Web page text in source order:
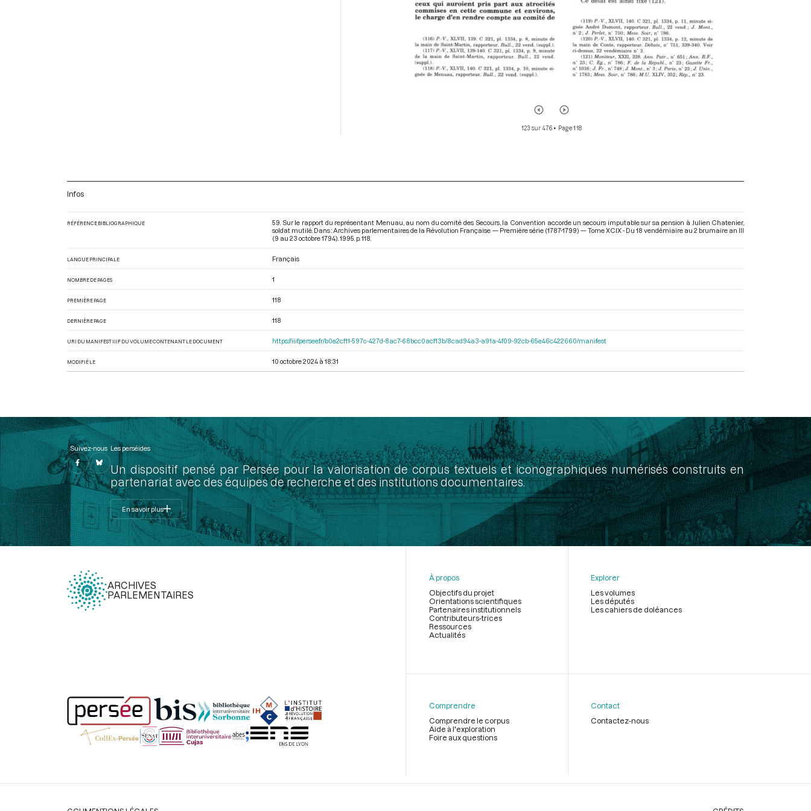
123 sur 476• Page 118
Infos
RÉFÉRENCE BIBLIOGRAPHIQUE
59. Sur le rapport du représentant Menuau, au nom du comité des Secours, la Convention accorde un secours imputable sur sa pension à Julien Chatenier,
soldat mutilé. Dans : Archives parlementaires de la Révolution Française — Première série (1787-1799) — Tome XCIX - Du 18 vendémiaire au 2 brumaire an III
(9 au 23 octobre 1794) . 1995. p. 118.
LANGUE PRINCIPALE Français
NOMBRE DE PAGES 1
PREMIÈRE PAGE 118
DERNIÈRE PAGE 118
URI DU MANIFEST IIIF DU VOLUME CONTENANT LE DOCUMENT https://iiif.persee.fr/b0e2cf11-597c-427d-8ac7-68bcc0acf13b/8cad94a3-a91a-4f09-92cb-65e46c422660/manifest
MODIFIÉ LE 10 octobre 2024 à 18:31
Suivez-nous Les perséides
Un dispositif pensé par Persée pour la valorisation de corpus textuels et iconographiques numérisés construits en
partenariat avec des équipes de recherche et des institutions documentaires.
En savoir plus
ARCHIVES
PARLEMENTAIRES
page
À propos
Objectifs du projet
Orientations scientifiques
Partenaires institutionnels
Contributeurs-trices
Ressources
Actualités
Explorer
Les volumes
Les députés
Les cahiers de doléances
Comprendre
Comprendre le corpus
Aide à l'exploration
Foire aux questions
Contact
Contactez-nous
Légal